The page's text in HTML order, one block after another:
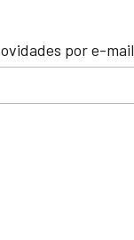
por e-mail